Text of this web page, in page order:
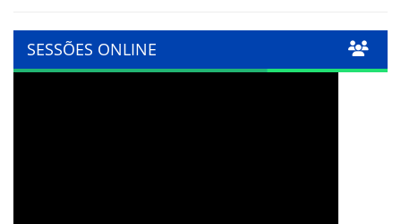
SESSÕES ONLINE